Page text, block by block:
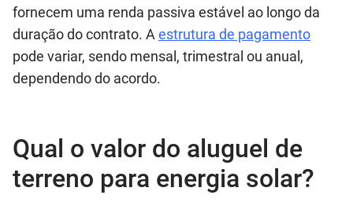
fornecem uma renda passiva estável ao longo da
duração do contrato. Aestrutura de pagamento
pode variar, sendo mensal, trimestral ou anual,
dependendo do acordo.
Qual o valor do aluguel de
terreno para energia solar?